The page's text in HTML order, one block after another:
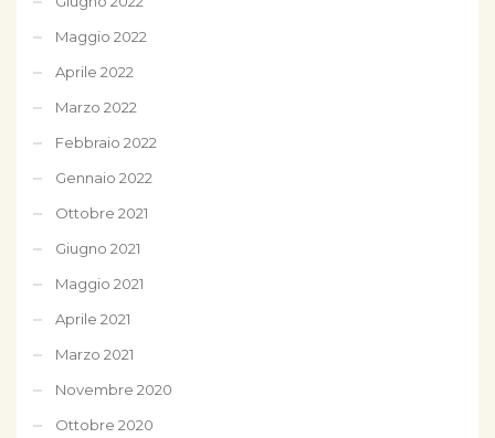
Maggio 2022
Aprile 2022
Marzo 2022
Febbraio 2022
Gennaio 2022
Ottobre 2021
Giugno 2021
Maggio 2021
Aprile 2021
Marzo 2021
Novembre 2020
Ottobre 2020